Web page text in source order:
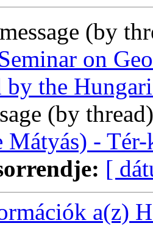
(by
on
by the
(by
Mátyás) -
[
a(z)